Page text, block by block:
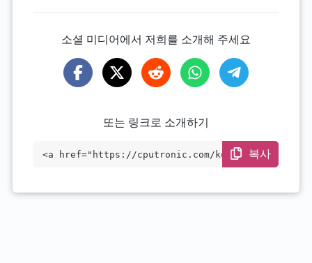
소셜 미디어에서 저희를 소개해 주세요
또는 링크로 소개하기
<a href="https://cputronic.com/ko/cpu/in
복사